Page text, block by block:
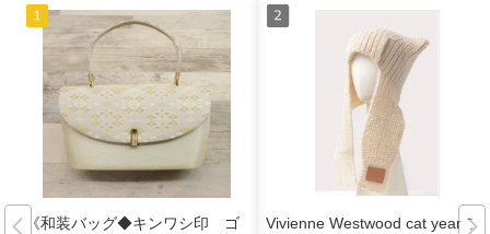
《和装バッグ◆キンワシ印 ゴ
Vivienne Westwood cat year フ